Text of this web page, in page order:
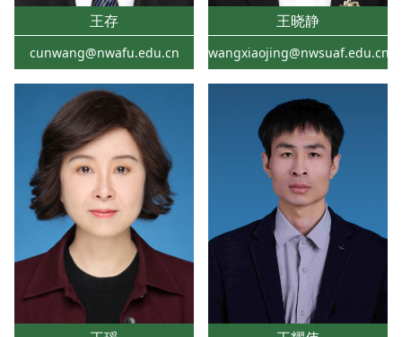
王存
cunwang@nwafu.edu.cn
王晓静
wangxiaojing@nwsuaf.edu.cn